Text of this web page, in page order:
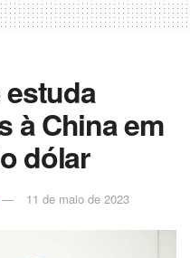
estuda
à China em
dólar
11 de maio de 2023